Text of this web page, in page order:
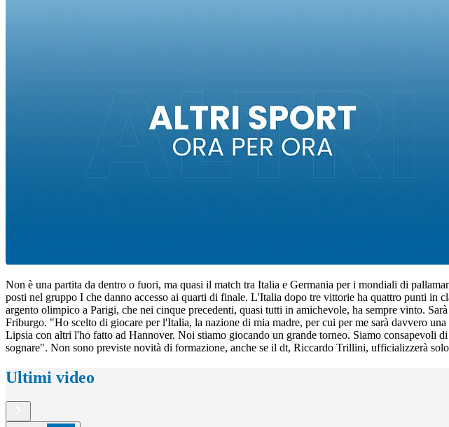
Non è una partita da dentro o fuori, ma quasi il match tra Italia e Germania per i mondiali di
posti nel gruppo I che danno accesso ai quarti di finale. L'Italia dopo tre vittorie ha quattro punti in
argento olimpico a Parigi, che nei cinque precedenti, quasi tutti in amichevole, ha sempre vinto.
Friburgo. "Ho scelto di giocare per l'Italia, la nazione di mia madre, per cui per me sarà davvero
Lipsia con altri l'ho fatto ad Hannover. Noi stiamo giocando un grande torneo. Siamo consapevoli
sognare". Non sono previste novità di formazione, anche se il dt, Riccardo Trillini, ufficializzerà
Ultimi video